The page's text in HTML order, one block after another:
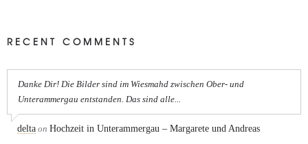
RECENT COMMENTS
Danke Dir! Die Bilder sind im Wiesmahd zwischen Ober- und
Unterammergau entstanden. Das sind alle...
delta on Hochzeit in Unterammergau – Margarete und Andreas